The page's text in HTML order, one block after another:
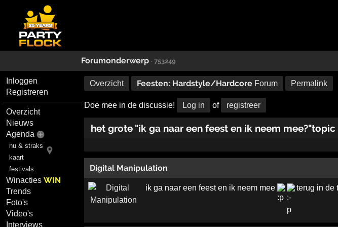
Forumonderwerp · 753249
Inloggen
Registreren
Overzicht
Nieuws
Agenda
nu & straks
kaart
festivals
WinactiesWIN
Trends
Foto's
Video's
Interviews
Overzicht Feesten: Hardstyle/Hardcore Forum Permalink
Doe mee in de discussie! Log in of registreer
het grote "ik ga naar een feest en ik neem mee?"topic
Digital Manipulation
ik ga naar een feest en ik neem mee terug in de